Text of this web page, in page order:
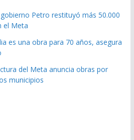
Petro restituyó más 50.000
el Meta
es una obra para 70 años, asegura
del Meta anuncia obras por
municipios